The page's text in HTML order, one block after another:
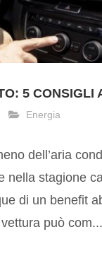
5 CONSIGLI
Energia
dell’aria
nella stagione
di un benefit
può com...